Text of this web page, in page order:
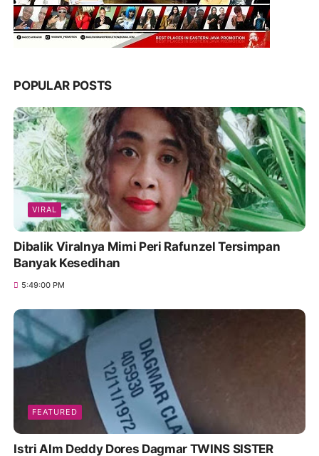
POPULAR POSTS
VIRAL
Dibalik Viralnya Mimi Peri Rafunzel Tersimpan
Banyak Kesedihan
5:49:00 PM
FEATURED
Istri Alm Deddy Dores Dagmar TWINS SISTER